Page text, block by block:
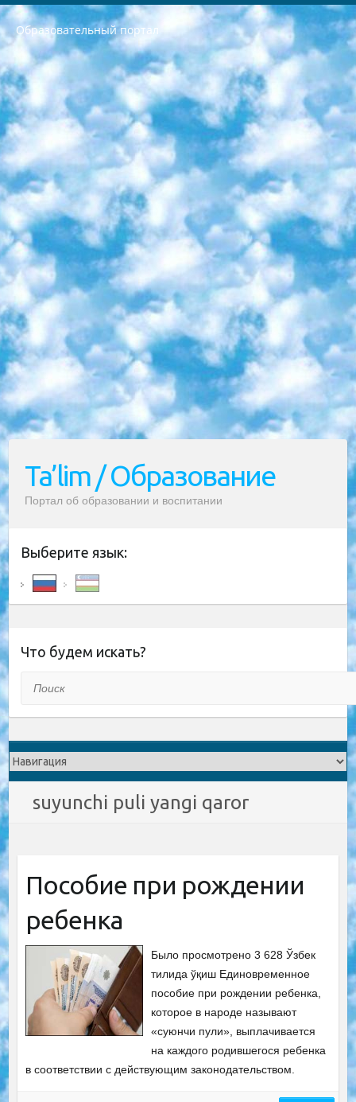
Образовательный портал
РЕСПУБЛИКА УЗБЕКИСТАН МИНИСТРЕРСТВО ДОШКОЛЬНОГО И ШКОЛЬНОГО ОБРАЗОВАНИЯ КОМАНДА в общеобразовательных учреждениях в 2023-2024 учебном году организация и проведение итоговой государственной аттестации обучающихся о Министра дошкольного и школьного образования Республики Узбекистан от 4 марта 2008 года (постановлением Минюста от 20 марта 2008 года № 1778 государственной регистрации) «Итоговое состояние учащихся общего среднего образования на основании положения об утверждении положения об аттестации общего среднего образования выпускной экзамен студентов в образовательных учреждениях в 2023-2024 учебном году В целях организации и прохождения аттестации приказываю: 1. Следующее: перечень предметов, по которым будет проводиться итоговая государственная аттестация и экзамен формы перевода согласно приложению 1; сертификаты международного образца, оценивающие уровень владения иностранными языками перечень согласно приложению 2; 2. Педагогический при специализированных образовательных учреждениях. научно-практический центр квалификации и международной оценки (Д.Давидова) 2024 г. До 25 марта: задания по предметам, по которым будет проводиться итоговая аттестация разработка и утверждение технических условий; итоговая аттестация на основании разработанного предметного задания разработка вопросов по предметам (устно и письменно), экзамен передача; общеобразовательные средние школы и специальные учебные заведения учащиеся выпускных классов школ и интернатов в агентской системе подготовка базы данных экзаменационных материалов и критериев оценки; перевод базы экзаменационных материалов на все языки обучения подать в Республиканский образовательный центр для изготовления; варианты экзаменов на основе разработанных контрольных материалов пусть будут поставлены задачи формирования. 3. Республиканский образовательный центр (Ш.Худайкулов) до 5 апреля 2024 года. до: база данных предоставленных экзаменационных материалов на все языки обучения перевод и экспертиза; для слепых, слабовидящих, глухих, слабослышащих и умственно отсталых детей учащиеся выпускных классов специализированных школ и школ-интернатов база данных экзаменационных материалов на всех преподаваемых языках подготовка критериев оценки; специализированные школы для умственно отсталых детей и технологии для учащихся выпускных классов школ-интернатов разработка соответствующих рекомендаций и критериев проведения ЕГЭ по естествознанию давать задания. 4. Педагогический при специализированных образовательных учреждениях. Научно-практический центр навыков и международной оценки (Д.Давидова), Республика образовательный центр (Худайкулов Ш.) итоговый государственный аттестационный экзамен ориентирован на творческое и логическое мышление при подготовке базы материалов учитывать введение заданий. 5. Следует отметить, что: сертификат государственного образца о знании общеобразовательного предмета и как минимум национальный уровень B1 по предметам на иностранных языках, указанным в Приложении 2. или международно признанный сертификат эквивалентного уровня студенты, изучающие определенный предмет, освобождаются от экзамена; по соответствующим предметам запланирована итоговая государственная аттестация за день до дня, путем жеребьевки Рабочей группой (в письменной форме по предметам, проводимым в форме) из числа сформированных вариантов выбрано 2 варианта; 2 выбранных варианта экзамена анонсированы на официальном сайте министерства и все выпускники по всей стране на основе этих вариантов проводит итоговую государственную аттестацию. 6. Государственное образование учащихся средних общеобразовательных учреждений. знания в соответствии с квалификационными требованиями, которые необходимо приобрести на основании стандартов итоговый (выпускной) контроль для 9 и 11 классов в целях тестирования Экзамены (далее – экзамены) состоят из предметов, перечисленных в приложении 1. будет сделано. 7. Экзамены пройдут с 26 мая по 15 июня 2024 г. (кроме науки физического воспитания). 8. Физическая для учащихся 9 классов общесредних образовательных учреждений. Экзамены по предмету «Образование, квалификация медицина» 1-6 мая 2024 года. сотрудники перевести под присмотр (с отклонениями в физическом или умственном развитии) специализированная школа для детей, школы-интернаты и со сколиозом школы-интернаты санаторного типа для больных детей исключены). 9. Он был слепым, слабовидящим и имел нарушения опорно-двигательного аппарата. экзамены в специализированных школах и интернатах для детей должны проводиться исходя из требований, предъявляемых к общеобразовательным учреждениям (физкультура кроме науки). 10. Специализированная школа для глухих и слабослышащих детей. и экзамены в интернатах и быть реализован в виде письменного теста по математике. 11. Специальность для умственно отсталых детей. Для 9 класса Родной язык и литературное письмо Государственный язык (язык обучения – узбекский). для неклассов) написано Математическое письмо Письменная/устная история Узбекистана Физическое воспитание практично Итоговый контроль Для 11 класса Написание родного языка и литературы (эссе) Математическое письмо Узбекский язык (обучение на узбекском языке) не посещающее общее среднее образование для учреждений)/Образовательное учреждение выбор письменный и устный Иностранный язык письменный/устный Письменная/устная история Узбекистана *По выбору студента:  Химия  Физика  Основы государственного права  География 10 бесплатных образовательных ресурсов - Мы составили подборку онлайн-проектов с интерактивными упражнениями, видеолекциями и статьями. Они помогут вам обрести новые и освежить старые знания бесплатно. 1. «ИНТУИТ» Старейшая образовательная площадка Рунета. Здесь вы найдёте сотни текстовых и видеокурсов на десятки различных тем — от программирования до психологии. Многие курсы подготовлены российскими университетами и крупными международными компаниями вроде Intel и Microsoft. Самостоятельное обучение бесплатное, но желающие могут оплатить услуги персональных наставников. 2. «Смартия» знакомит с актуальными профессиями и подсказывает, как им обучаться. Выбрав заинтересовавшую вас специальность — SMM-специалист, фотограф, веб-дизайнер или другую, — увидите список необходимых для неё умений. Чтобы вы могли освоить их самостоятельно, для каждого умения площадка отображает подборку ссылок на учебные материалы. Хотя «Смартия» ориентируется на русскоязычную аудиторию, часть контента всё же доступна только на английском. 3. «Лекторий Физтеха» Проект Московского физико-технического института (Физтеха). С его помощью вы можете смотреть онлайн серии лекций, записанные на видео в этом вузе. В числе доступных предметов — физика, биология, химия, информационные технологии и другие. К некоторым лекциям администрация ресурса прилагает готовые конспекты, которые можно скачивать в PDF-формате. 4. ITMOcourses Онлайн-площадка Санкт-Петербургского национального исследовательского университета информационных технологий, механики и оптики (ИТМО). Ресурс предоставляет свободный доступ к курсам, разработанным в этом вузе. Каталог материалов разбит на четыре категории: «Оптические системы и технологии», «Приборостроение и робототехника», «Информационные технологии» и «Биотехнологии». Курсы состоят из видеолекций, интерактивных демонстраций и заданий. 5. «КиберЛенинка» Электронная научная библиотека открытого доступа. Каталог площадки регулярно обрастает текстами статей из различных научных изданий. Сгруппированные по журналам и рубрикам публикации можно читать онлайн или скачивать целиком в PDF-формате. Проект нацелен на популяризацию науки за счёт открытого доступа к качественной информации. 6. «ПостНаука» На этом ресурсе публикуют подборки видеолекций, составленные экспертами из разных отраслей и объединённые общими темами. Среди них, к примеру, есть серии «Биоинформатика и геномика», «Культура средневековой Скандинавии» и Cinema Studies о теории кино. Каждая подборка лекций — логически связанная история, рассказанная экспертом от первого лица. Кроме того, на сайте появляются научно-образовательные статьи и тесты на разные темы. 7. «Newочём» Команда проекта «Newочём» отбирает самые интересные тексты из англоязычных СМИ и переводит те из них, за которые голосуют участники сообщества «ВКонтакте». По большей части это научно-популярные статьи. Редакторы придумывают лишь заголовки, в остальном содержание переводов соответствует оригиналам. Полные тексты можно читать прямо в социальной сети. 8. InternetUrok Онлайн-база материалов по основным дисциплинам школьной программы. Информация на сайте структурирована по классам, предметам и темам (урокам). Каждый урок состоит из видеолекций и конспектов. Есть также интерактивные тренажёры и тесты для закрепления пройденного материала. Даже если вы давно окончили школу, возможность повторить программу старших классов всегда может пригодиться. 9. Edutainme Ещё один ресурс об образовании. В отличие от Newtonew, как мне кажется, Edutainme больше ориентируется на представителей индустрии: педагогов, предпринимателей, разработчиков образовательных проектов. Но и любой, кто просто стремится к саморазвитию, найдёт на сайте много полезного и интересного для себя. Например, информацию о новых курсах и образовательных сервисах. 10. Newtonew Онлайн-медиа об образовании и обучении в широком смысле. Авторы Newtonew пишут об инструментах, заведениях, тактиках и стратегиях, которые помогают учить других и получать новые знания самостоятельно. На этой площадке вы найдёте новости, обзоры, аналитические мат
Ta’lim / Образование
Портал об образовании и воспитании
Выберите язык:
Что будем искать?
suyunchi puli yangi qaror
Пособие при рождении
ребенка
Было просмотрено 3 628 Ўзбек
тилида ўқиш Единовременное
пособие при рождении ребенка,
которое в народе называют
«суюнчи пули», выплачивается
на каждого родившегося ребенка
в соответствии с действующим законодательством.